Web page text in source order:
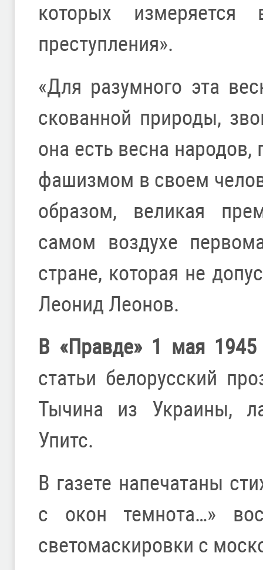
которых измеряется
преступления».
«Для разумного эта
скованной природы,
она есть весна
фашизмом в своем
образом, великая
самом воздухе
стране, которая не
Леонид Леонов.
В «Правде» 1 мая 1945
статьи белорусский
Тычина из Украины,
Упитс.
В газете напечатаны
с окон темнота…»
светомаскировки с